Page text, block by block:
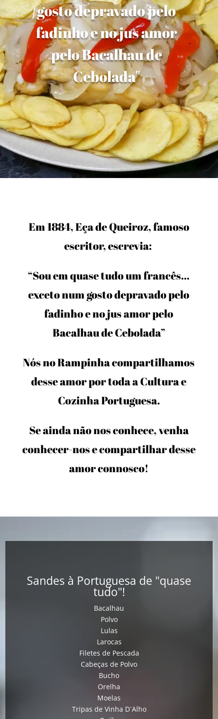
gosto depravado pelo
fadinho e no jus amor
pelo Bacalhau de
Cebolada"
Em 1884, Eça de Queiroz, famoso
escritor, escrevia:
“Sou em quase tudo um francês…
exceto num gosto depravado pelo
fadinho e no jus amor pelo
Bacalhau de Cebolada”
Nós no Rampinha compartilhamos
desse amor por toda a Cultura e
Cozinha Portuguesa.
Se ainda não nos conhece, venha
conhecer-nos e compartilhar desse
amor connosco!
Sandes à Portuguesa de "quase
tudo"!
Bacalhau
Polvo
Lulas
Larocas
Filetes de Pescada
Cabeças de Polvo
Bucho
Orelha
Moelas
Tripas de Vinha D´Alho